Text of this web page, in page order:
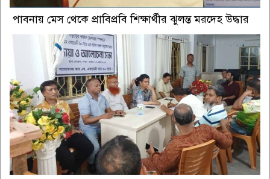
পাবনায় মেস থেকে প্রাবিপ্রবি শিক্ষার্থীর ঝুলন্ত মরদেহ উদ্ধার